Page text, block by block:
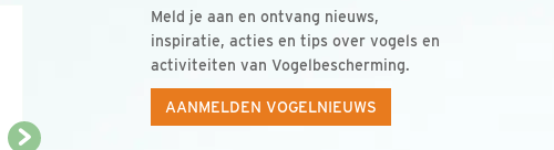
Meld je aan en ontvang nieuws,
inspiratie, acties en tips over vogels en
activiteiten van Vogelbescherming.
AANMELDEN VOGELNIEUWS